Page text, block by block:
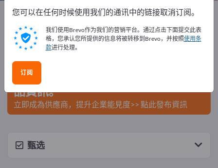
Exportpages 机器和设备 剂量技术 配量称
在Exportpages免費刊登廣告！
在Exportpages上發布您的公司與產
品資訊。
立即成為供應商，提升企業能見度>> 點此發布資訊
甄选
您可以在任何时候使用我们的通讯中的链接取消订阅。
我们使用Brevo作为我们的营销平台。通过点击下面提交此表
格，您承认您所提供的信息将被转移到Brevo，并按照使用条
款进行处理。
订阅